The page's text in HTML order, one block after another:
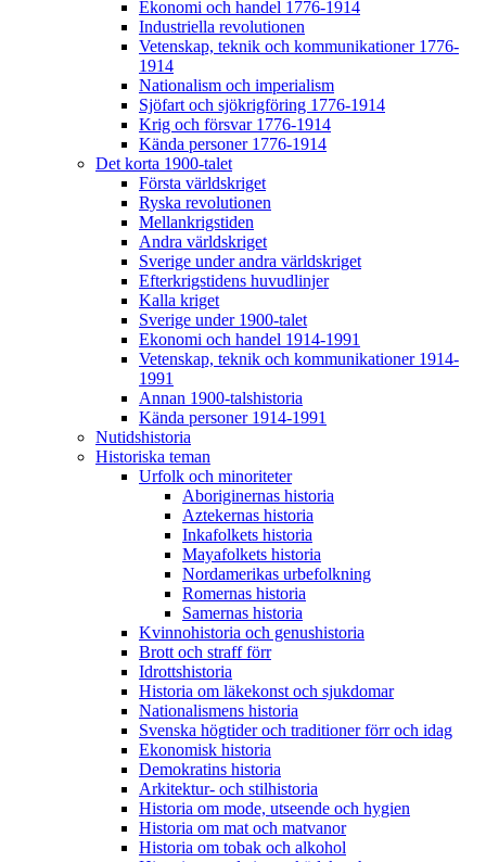
Ekonomi och handel 1776-1914
Industriella revolutionen
Vetenskap, teknik och kommunikationer 1776-
1914
Nationalism och imperialism
Sjöfart och sjökrigföring 1776-1914
Krig och försvar 1776-1914
Kända personer 1776-1914
Det korta 1900-talet
Första världskriget
Ryska revolutionen
Mellankrigstiden
Andra världskriget
Sverige under andra världskriget
Efterkrigstidens huvudlinjer
Kalla kriget
Sverige under 1900-talet
Ekonomi och handel 1914-1991
Vetenskap, teknik och kommunikationer 1914-
1991
Annan 1900-talshistoria
Kända personer 1914-1991
Nutidshistoria
Historiska teman
Urfolk och minoriteter
Aboriginernas historia
Aztekernas historia
Inkafolkets historia
Mayafolkets historia
Nordamerikas urbefolkning
Romernas historia
Samernas historia
Kvinnohistoria och genushistoria
Brott och straff förr
Idrottshistoria
Historia om läkekonst och sjukdomar
Nationalismens historia
Svenska högtider och traditioner förr och idag
Ekonomisk historia
Demokratins historia
Arkitektur- och stilhistoria
Historia om mode, utseende och hygien
Historia om mat och matvanor
Historia om tobak och alkohol